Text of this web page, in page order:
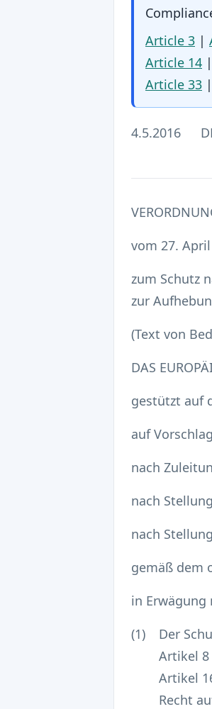
Article 3 |
Article 14 |
Article 33 |
4.5.2016
vom 27.
zum Schutz
zur
(Text von
DAS
gestützt auf
auf
nach
nach
nach
gemäß dem
in Erwägung
(1)
Der
Artikel 8
Artikel
Recht